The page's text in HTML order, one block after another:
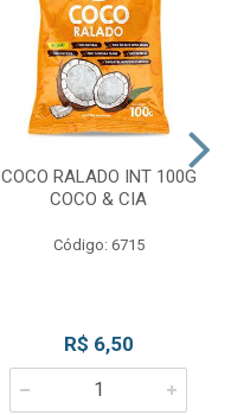
COCO RALADO INT 100G
COCO & CIA
Código: 6715
R$ 6,50